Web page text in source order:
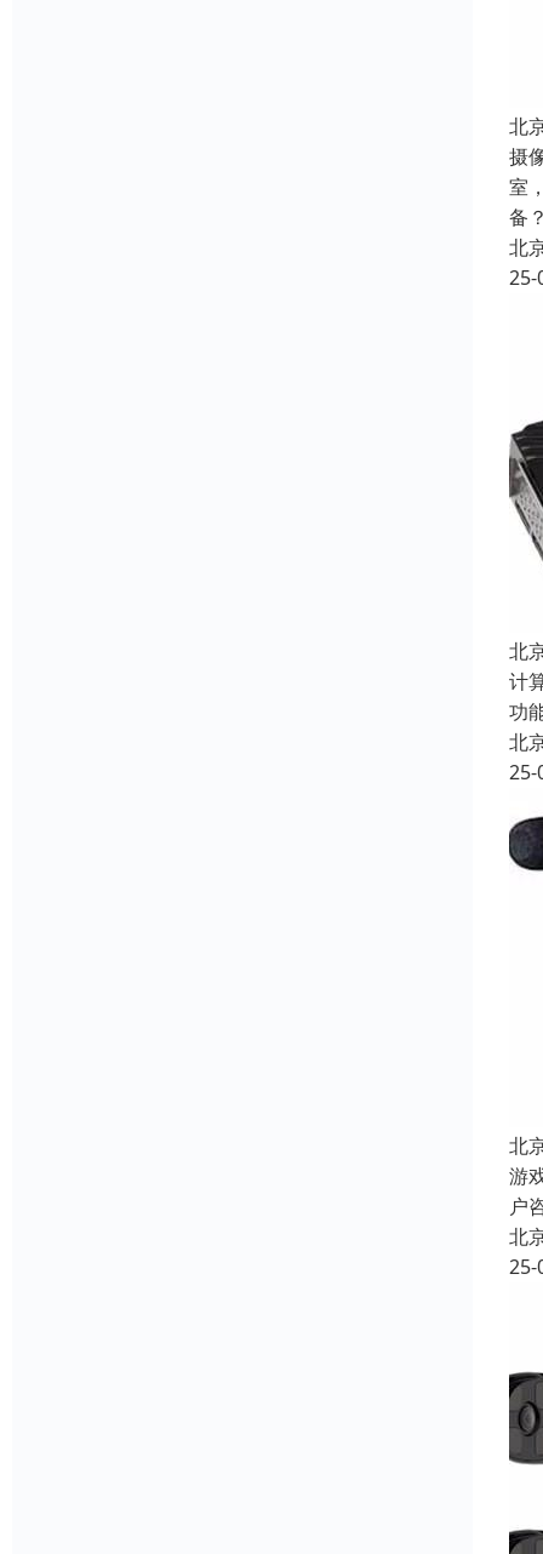
北
摄
室
备
北
25-
北
计
功
北
25-
北
游
户
北
25-